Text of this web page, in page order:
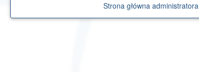
Strona główna administratora